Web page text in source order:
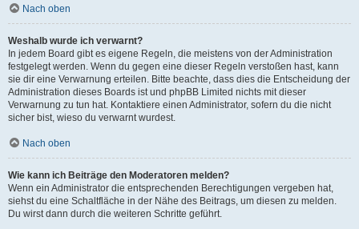
Nach oben
Weshalb wurde ich verwarnt?
In jedem Board gibt es eigene Regeln, die meistens von der Administration
festgelegt werden. Wenn du gegen eine dieser Regeln verstoßen hast, kann
sie dir eine Verwarnung erteilen. Bitte beachte, dass dies die Entscheidung der
Administration dieses Boards ist und phpBB Limited nichts mit dieser
Verwarnung zu tun hat. Kontaktiere einen Administrator, sofern du die nicht
sicher bist, wieso du verwarnt wurdest.
Nach oben
Wie kann ich Beiträge den Moderatoren melden?
Wenn ein Administrator die entsprechenden Berechtigungen vergeben hat,
siehst du eine Schaltfläche in der Nähe des Beitrags, um diesen zu melden.
Du wirst dann durch die weiteren Schritte geführt.